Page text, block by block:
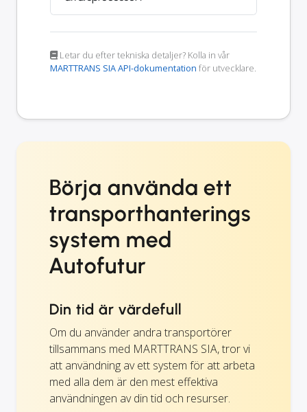
Letar du efter tekniska detaljer? Kolla in vår
MARTTRANS SIA API-dokumentation för utvecklare.
Börja använda ett
transporthanterings
system med
Autofutur
Din tid är värdefull
Om du använder andra transportörer
tillsammans med MARTTRANS SIA, tror vi
att användning av ett system för att arbeta
med alla dem är den mest effektiva
användningen av din tid och resurser.